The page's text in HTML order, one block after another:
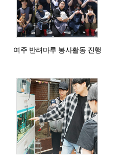
여주 반려마루 봉사활동 진행